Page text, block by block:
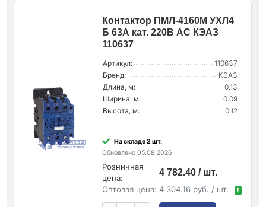
Контактор ПМЛ-4160М УХЛ4
Б 63А кат. 220В AC КЭАЗ
110637
Артикул:
110637
Бренд:
КЭАЗ
Длина, м:
0.13
Ширина, м:
0.09
Высота, м:
0.12
На складе 2 шт.
Обновлено 05.08.2026
Розничная
цена:
4 782.40 / шт.
Оптовая цена: 4 304.16 руб. / шт. !